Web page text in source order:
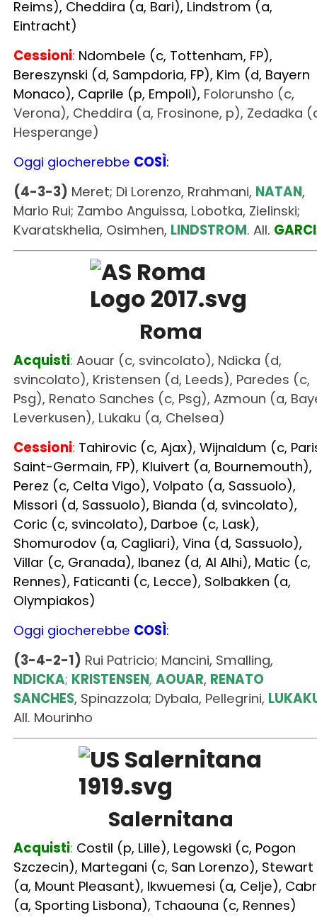
Monaco), Caprile (p, Empoli),Folorunsho (c,
Verona), Cheddira (a, Frosinone, p), Zedadka
Hesperange)
Oggi giocherebbeCOSÌ:
(4-3-3) Meret; Di Lorenzo, Rrahmani,NATAN,
Mario Rui; Zambo Anguissa, Lobotka, Zielinski;
Kvaratskhelia, Osimhen,
Roma
Aouar (c, svincolato), Ndicka (d,
svincolato), Kristensen (d, Leeds), Paredes (c,
Psg), Renato Sanches (c, Psg), Azmoun (a,
Leverkusen), Lukaku (a, Chelsea)
Cessioni:Tahirovic (c, Ajax), Wijnaldum (c,
Saint-Germain, FP), Kluivert (a, Bournemouth),
Perez (c, Celta Vigo), Volpato (a, Sassuolo),
Missori (d, Sassuolo), Bianda (d, svincolato),
Coric (c, svincolato), Darboe (c, Lask),
Shomurodov (a, Cagliari), Vina (d, Sassuolo),
Villar (c, Granada), Ibanez (d, Al Alhi), Matic (c,
Rennes), Faticanti (c, Lecce), Solbakken (a,
Olympiakos)
Oggi giocherebbeCOSÌ:
(3-4-2-1)Rui Patricio; Mancini, Smalling,
NDICKA;KRISTENSEN
SANCHES
All. Mourinho
Salernitana
Costil (p, Lille), Legowski (c, Pogon
Szczecin), Martegani (c, San Lorenzo), Stewart
(a, Mount Pleasant), Ikwuemesi (a, Celje),
(a, Sporting Lisbona), Tchaouna (c, Rennes)
Cessioni: Mantovani (d, Ternana), Bonazzoli (a,
Verona), Vilhena (c, Espanyol), M.Coulibaly (c,
Palermo)